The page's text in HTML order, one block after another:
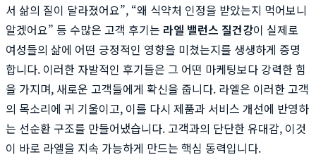
서 삶의 질이 달라졌어요”, “왜 식약처 인정을 받았는지 먹어보니
알겠어요” 등 수많은 고객 후기는 라엘 밸런스 질건강이 실제로
여성들의 삶에 어떤 긍정적인 영향을 미쳤는지를 생생하게 증명
합니다. 이러한 자발적인 후기들은 그 어떤 마케팅보다 강력한 힘
을 가지며, 새로운 고객들에게 확신을 줍니다. 라엘은 이러한 고객
의 목소리에 귀 기울이고, 이를 다시 제품과 서비스 개선에 반영하
는 선순환 구조를 만들어냈습니다. 고객과의 단단한 유대감, 이것
이 바로 라엘을 지속 가능하게 만드는 핵심 동력입니다.